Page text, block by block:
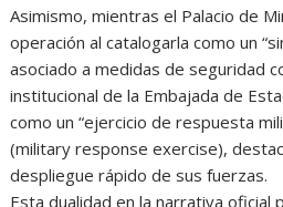
Asimismo, mientras el Palacio de
operación al catalogarla como un
asociado a medidas de seguridad
institucional de la Embajada de
como un “ejercicio de respuesta
(military response exercise),
despliegue rápido de sus fuerzas.
Esta dualidad en la narrativa